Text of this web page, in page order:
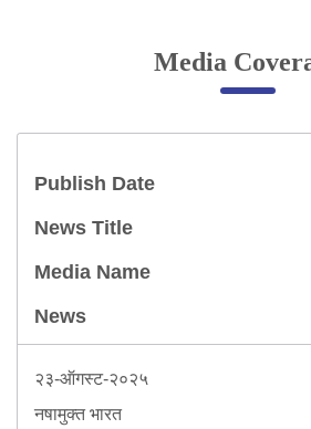
Online Complaint
Servant Information
Police Clearance
GRAS Payment
Useful websites
Media
Publish Date
News Title
Media Name
News
२३-ऑगस्ट-२०२५
नषामुक्त भारत